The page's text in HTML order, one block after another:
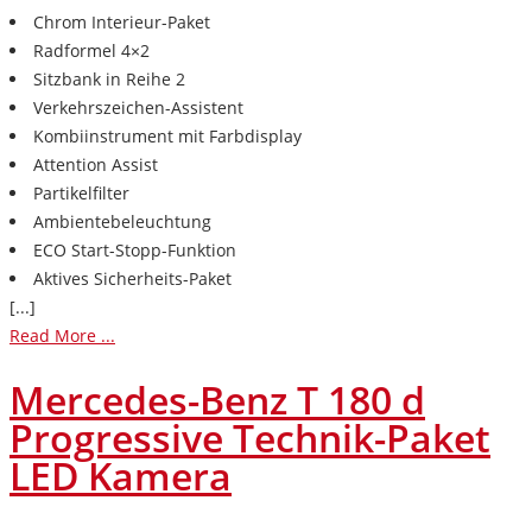
Chrom Interieur-Paket
Radformel 4×2
Sitzbank in Reihe 2
Verkehrszeichen-Assistent
Kombiinstrument mit Farbdisplay
Attention Assist
Partikelfilter
Ambientebeleuchtung
ECO Start-Stopp-Funktion
Aktives Sicherheits-Paket
[...]
Read More ...
Mercedes-Benz T 180 d
Progressive Technik-Paket
LED Kamera